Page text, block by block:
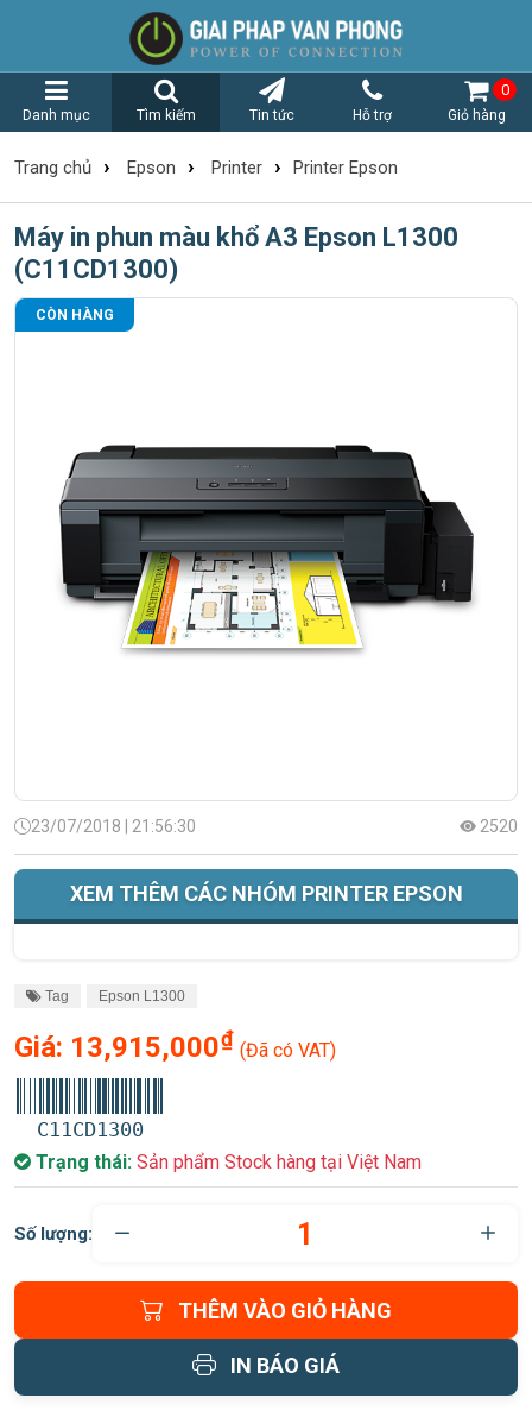
Danh mục Tìm kiếm Tin tức Hỗ trợ Giỏ hàng
0
Trang chủ › Epson › Printer › Printer Epson
Máy in phun màu khổ A3 Epson L1300
(C11CD1300)
CÒN HÀNG
23/07/2018 | 21:56:30 2520
XEM THÊM CÁC NHÓM PRINTER EPSON
Tag Epson L1300
Giá: 13,915,000₫ (Đã có VAT)
C11CD1300
Trạng thái: Sản phẩm Stock hàng tại Việt Nam
Số lượng:
THÊM VÀO GIỎ HÀNG
IN BÁO GIÁ